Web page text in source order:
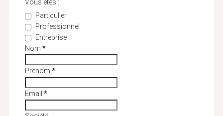
Vous êtes :
Particulier
Professionnel
Entreprise
Nom *
Prénom *
Email *